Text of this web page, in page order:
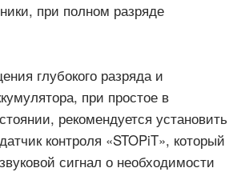
при полном разряде
глубокого разряда и
при простое в
рекомендуется установить
контроля «STOPiT», который
сигнал о необходимости